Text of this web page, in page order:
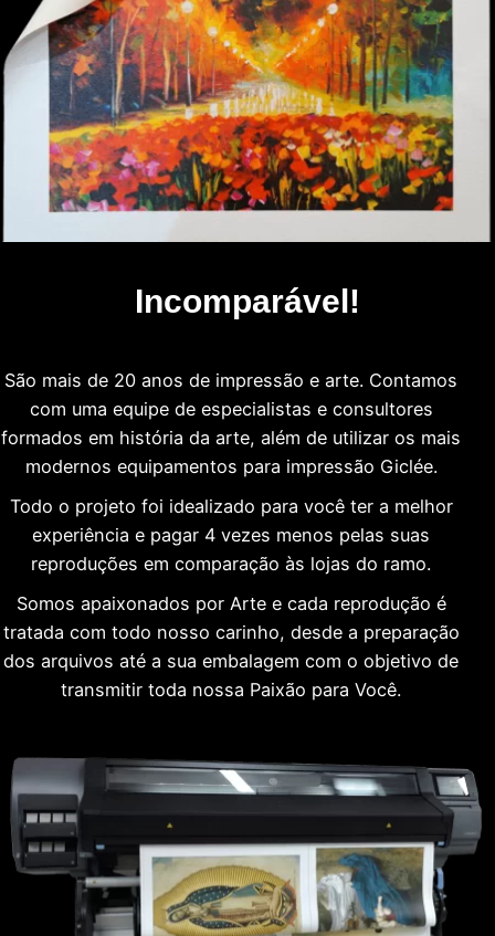
Incomparável!
São mais de 20 anos de impressão e arte. Contamos
com uma equipe de especialistas e consultores
formados em história da arte, além de utilizar os mais
modernos equipamentos para impressão Giclée.
Todo o projeto foi idealizado para você ter a melhor
experiência e pagar 4 vezes menos pelas suas
reproduções em comparação às lojas do ramo.
Somos apaixonados por Arte e cada reprodução é
tratada com todo nosso carinho, desde a preparação
dos arquivos até a sua embalagem com o objetivo de
transmitir toda nossa Paixão para Você.